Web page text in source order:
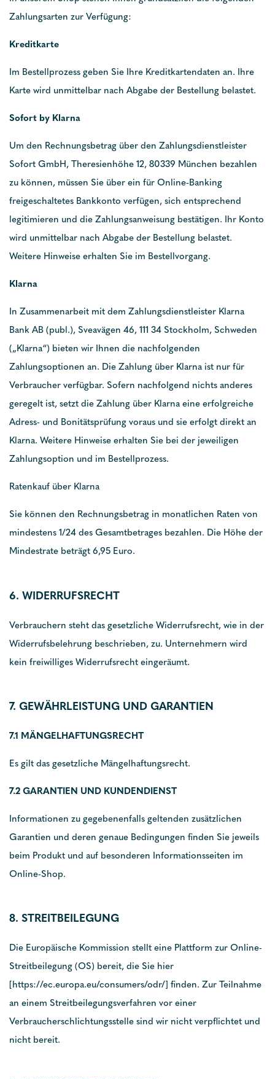
Zahlungsarten zur Verfügung:
Kreditkarte
Im Bestellprozess geben Sie Ihre Kreditkartendaten an. Ihre
Karte wird unmittelbar nach Abgabe der Bestellung belastet.
Sofort by Klarna
Um den Rechnungsbetrag über den Zahlungsdienstleister
Sofort GmbH, Theresienhöhe 12, 80339 München bezahlen
zu können, müssen Sie über ein für Online-Banking
freigeschaltetes Bankkonto verfügen, sich entsprechend
legitimieren und die Zahlungsanweisung bestätigen. Ihr Konto
wird unmittelbar nach Abgabe der Bestellung belastet.
Weitere Hinweise erhalten Sie im Bestellvorgang.
Klarna
In Zusammenarbeit mit dem Zahlungsdienstleister Klarna
Bank AB (publ.), Sveavägen 46, 111 34 Stockholm, Schweden
(„Klarna“) bieten wir Ihnen die nachfolgenden
Zahlungsoptionen an. Die Zahlung über Klarna ist nur für
Verbraucher verfügbar. Sofern nachfolgend nichts anderes
geregelt ist, setzt die Zahlung über Klarna eine erfolgreiche
Adress- und Bonitätsprüfung voraus und sie erfolgt direkt an
Klarna. Weitere Hinweise erhalten Sie bei der jeweiligen
Zahlungsoption und im Bestellprozess.
Ratenkauf über Klarna
Sie können den Rechnungsbetrag in monatlichen Raten von
mindestens 1/24 des Gesamtbetrages bezahlen. Die Höhe der
Mindestrate beträgt 6,95 Euro.
6. WIDERRUFSRECHT
Verbrauchern steht das gesetzliche Widerrufsrecht, wie in der
Widerrufsbelehrung beschrieben, zu. Unternehmern wird
kein freiwilliges Widerrufsrecht eingeräumt.
7. GEWÄHRLEISTUNG UND GARANTIEN
7.1 MÄNGELHAFTUNGSRECHT
Es gilt das gesetzliche Mängelhaftungsrecht.
7.2 GARANTIEN UND KUNDENDIENST
Informationen zu gegebenenfalls geltenden zusätzlichen
Garantien und deren genaue Bedingungen finden Sie jeweils
beim Produkt und auf besonderen Informationsseiten im
Online-Shop.
8. STREITBEILEGUNG
Die Europäische Kommission stellt eine Plattform zur Online-
Streitbeilegung (OS) bereit, die Sie hier
[https://ec.europa.eu/consumers/odr/] finden. Zur Teilnahme
an einem Streitbeilegungsverfahren vor einer
Verbraucherschlichtungsstelle sind wir nicht verpflichtet und
nicht bereit.